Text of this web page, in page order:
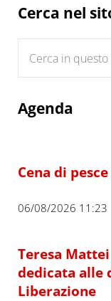
Sidebar
Cerca nel
Agenda
Cena di
06/08/2026 11:23
Teresa
dedicata alle
Liberazione